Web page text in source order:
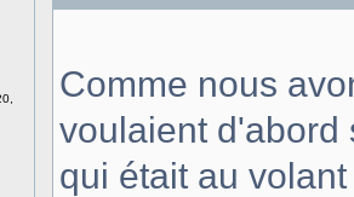
Comme nous
voulaient d'abord
qui était au